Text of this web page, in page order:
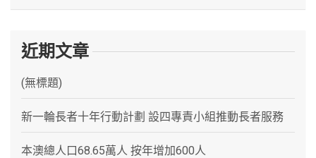
近期文章
(無標題)
新一輪長者十年行動計劃 設四專責小組推動長者服務
本澳總人口68.65萬人 按年增加600人